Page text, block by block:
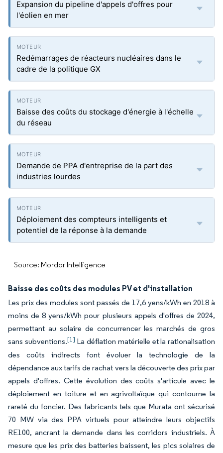
Expansion du pipeline d'appels d'offres pour
l'éolien en mer
Redémarrages de réacteurs nucléaires dans le
cadre de la politique GX
Baisse des coûts du stockage d'énergie à l'échelle
du réseau
Demande de PPA d'entreprise de la part des
industries lourdes
Déploiement des compteurs intelligents et
potentiel de la réponse à la demande
Source: Mordor Intelligence
Baisse des coûts des modules PV et d'installation
Les prix des modules sont passés de 17,6 yens/kWh en 2018 à
moins de 8 yens/kWh pour plusieurs appels d'offres de 2024,
permettant au solaire de concurrencer les marchés de gros
sans subventions.[1] La déflation matérielle et la rationalisation
des coûts indirects font évoluer la technologie de la
dépendance aux tarifs de rachat vers la découverte des prix par
appels d'offres. Cette évolution des coûts s'articule avec le
déploiement en toiture et en agrivoltaïque qui contourne la
rareté du foncier. Des fabricants tels que Murata ont sécurisé
70 MW via des PPA virtuels pour atteindre leurs objectifs
RE100, ancrant la demande dans les corridors industriels. À
mesure que les prix des batteries baissent, les pics solaires de